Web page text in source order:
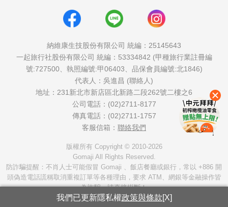
納維康生技股份有限公司 統編：25145643
一起旅行社股份有限公司 統編：53334842 (甲種旅行業註冊編
號:727500、執照編號:甲06403、品保會員編號:北1846)
代表人：吳進昌 (聯絡人)
地址：231新北市新店區北新路二段262號二樓之6
公司電話：(02)2711-8177
傳真電話：(02)2711-1757
客服信箱： 聯絡我們
版權所有 Copyright © 2010-2026
Gomaji All Rights Reserved.
防詐騙提醒：不肖人士可能假冒 Gomaji 、飯店餐廳或銀行，常以 +886 開
頭偽造電話謊稱取消重複訂單等各種理由，要求 ATM、網銀等金融操作皆
為詐騙，請直接掛斷！
我們已更新隱私權政策與條款[X]